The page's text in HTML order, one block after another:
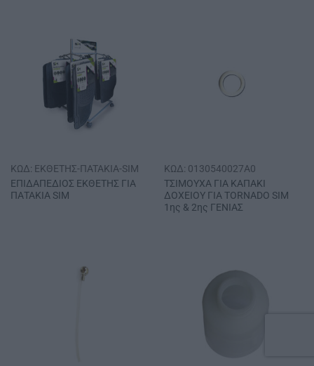
ΚΩΔ: EKΘETHΣ-ΠATAKIA-SIM
ΕΠΙΔΑΠΕΔΙΟΣ ΕΚΘΕΤΗΣ ΓΙΑ
ΠΑΤΑΚΙΑ SΙΜ
ΚΩΔ: 0130540027A0
ΤΣΙΜΟΥΧΑ ΓΙΑ ΚΑΠΑΚΙ
ΔΟΧΕΙΟΥ ΓΙΑ ΤΟRΝΑDΟ SΙΜ
1ης & 2ης ΓΕΝΙΑΣ